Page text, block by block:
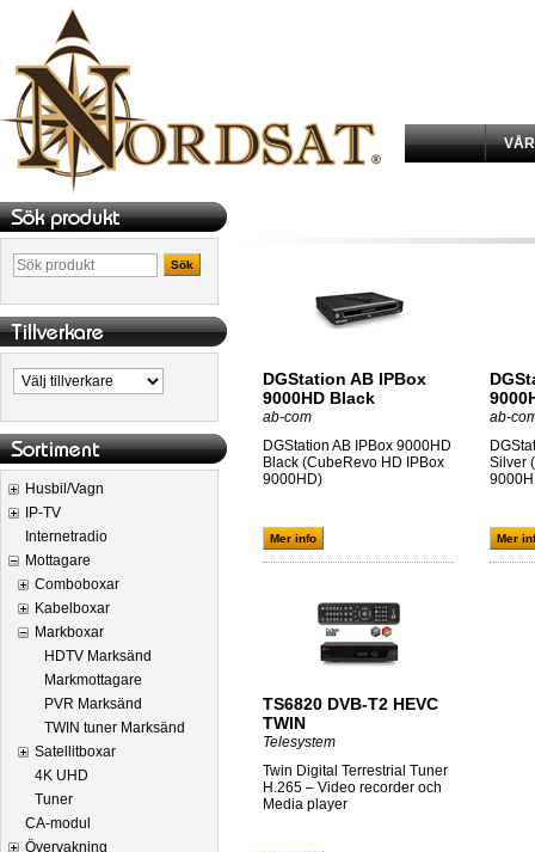
Sök
Husbil/Vagn
IP-TV
Internetradio
Mottagare
Comboboxar
Kabelboxar
Markboxar
HDTV Marksänd
Markmottagare
PVR Marksänd
TWIN tuner Marksänd
Satellitboxar
4K UHD
Tuner
CA-modul
Övervakning
DGStation AB IPBox
9000HD Black
(CubeRevo HD IPBox
9000HD)
ab-com
DGStation AB IPBox 9000HD
Black (CubeRevo HD IPBox
9000HD)
Mer info
ab-
Silver
Mer
TS6820 DVB-T2 HEVC
TWIN
Telesystem
Twin Digital Terrestrial Tuner
H.265 – Video recorder och
Media player